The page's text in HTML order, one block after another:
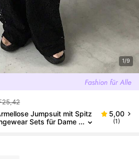
1/9
Jumpsuit mit Spitz
Sets für Dame
5,00
(1)